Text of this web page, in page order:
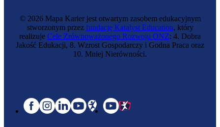
© 2026 Mapa Karier jest otwartym zasobem edukacyjnym
stworzonym przez fundację Katalyst Education, który
realizuje Cele Zrównoważonego Rozwoju ONZ: 4. Dobra
Jakość Edukacji, 8. Wzrost Gospodarczy i Godna Praca oraz
10. Mniej Nierówności.